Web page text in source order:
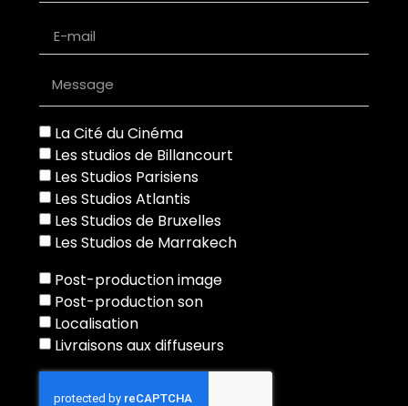
La Cité du Cinéma
Les studios de Billancourt
Les Studios Parisiens
Les Studios Atlantis
Les Studios de Bruxelles
Les Studios de Marrakech
Post-production image
Post-production son
Localisation
Livraisons aux diffuseurs